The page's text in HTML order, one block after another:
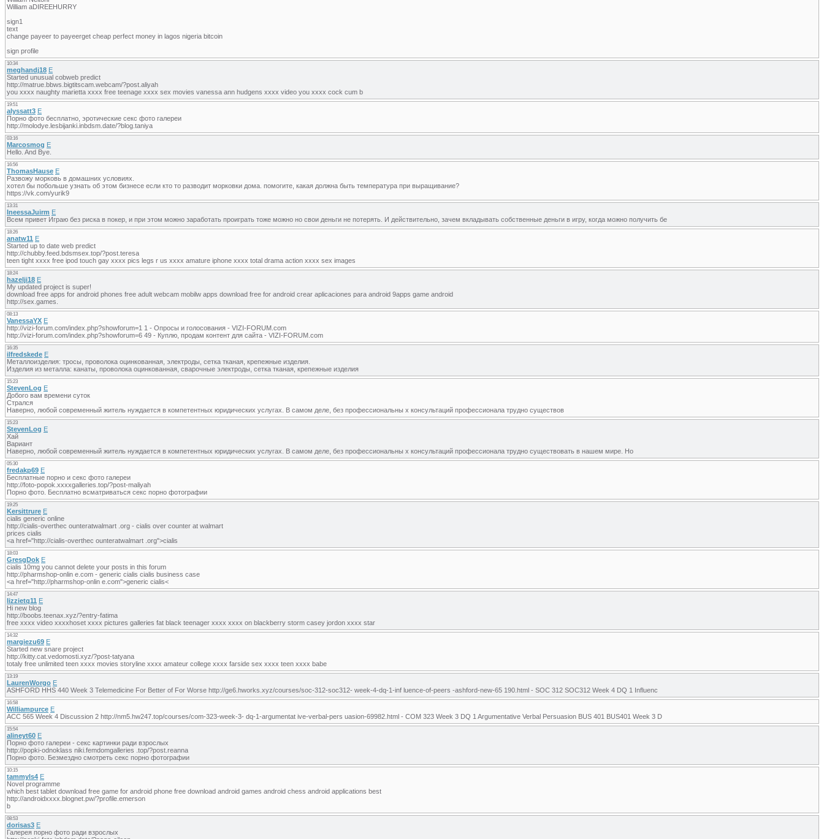
William aDIREEHURRY
sign1
text
change payeer to payeerget cheap perfect money in lagos nigeria bitcoin
sign profile
10:34
meghandj18 E
Started unusual cobweb predict
http://matrue.bbws.bigtitscam.webcam/?post.aliyah
you xxxx naughty marietta xxxx free teenage xxxx sex movies vanessa ann hudgens xxxx video you xxxx cock cum b
19:51
alyssatt3 E
Порно фото бесплатно, эротические секс фото галереи
http://molodye.lesbijanki.inbdsm.date/?blog.taniya
03:16
Marcosmog E
Hello. And Bye.
16:56
ThomasHause E
Развожу морковь в домашних условиях.
хотел бы побольше узнать об этом бизнесе если кто то разводит морковки дома. помогите, какая должна быть температура при выращивание?
https://vk.com/yurik9
13:31
IneessaJuirm E
Всем привет Играю без риска в покер, и при этом можно заработать проиграть тоже можно но свои деньги не потерять. И действительно, зачем вкладывать собственные деньги в игру, когда можно получить бе
18:26
anatw11 E
Started up to date web predict
http://chubby.feed.bdsmsex.top/?post.teresa
teen tight xxxx free ipod touch gay xxxx pics legs r us xxxx amature iphone xxxx total drama action xxxx sex images
18:24
hazelji18 E
My updated project is super!
download free apps for android phones free adult webcam mobilw apps download free for android crear aplicaciones para android 9apps game android
http://sex.games.
08:13
VanessaYX E
http://vizi-forum.com/index.php?showforum=1 1 - Опросы и голосования - VIZI-FORUM.com
http://vizi-forum.com/index.php?showforum=6 49 - Куплю, продам контент для сайта - VIZI-FORUM.com
16:35
ilfredskede E
Металлоизделия: тросы, проволока оцинкованная, электроды, сетка тканая, крепежные изделия.
Изделия из металла: канаты, проволока оцинкованная, сварочные электроды, сетка тканая, крепежные изделия
15:23
StevenLog E
Добого вам времени суток
Стрался
Наверно, любой современный житель нуждается в компетентных юридических услугах. В самом деле, без профессиональны х консультаций профессионала трудно существов
15:23
StevenLog E
Хай
Вариант
Наверно, любой современный житель нуждается в компетентных юридических услугах. В самом деле, без профессиональны х консультаций профессионала трудно существовать в нашем мире. Но
05:30
fredakp69 E
Бесплатные порно и секс фото галереи
http://foto-popok.xxxxgalleries.top/?post-maliyah
Порно фото. Бесплатно всматриваться секс порно фотографии
19:25
Kersittrure E
cialis generic online
http://cialis-overthec ounteratwalmart .org - cialis over counter at walmart
prices cialis
<a href="http://cialis-overthec ounteratwalmart .org">cialis
18:03
GresgDok E
cialis 10mg you cannot delete your posts in this forum
http://pharmshop-onlin e.com - generic cialis cialis business case
<a href="http://pharmshop-onlin e.com">generic cialis<
14:47
lizzietq11 E
Hi new blog
http://boobs.teenax.xyz/?entry-fatima
free xxxx video xxxxhoset xxxx pictures galleries fat black teenager xxxx xxxx on blackberry storm casey jordon xxxx star
14:32
margiezu69 E
Started new snare project
http://kitty.cat.vedomosti.xyz/?post-tatyana
totaly free unlimited teen xxxx movies storyline xxxx amateur college xxxx farside sex xxxx teen xxxx babe
13:19
LaurenWorgo E
ASHFORD HHS 440 Week 3 Telemedicine For Better of For Worse http://ge6.hworks.xyz/courses/soc-312-soc312- week-4-dq-1-inf luence-of-peers -ashford-new-65 190.html - SOC 312 SOC312 Week 4 DQ 1 Influenc
16:58
Williampurce E
ACC 565 Week 4 Discussion 2 http://nm5.hw247.top/courses/com-323-week-3- dq-1-argumentat ive-verbal-pers uasion-69982.html - COM 323 Week 3 DQ 1 Argumentative Verbal Persuasion BUS 401 BUS401 Week 3 D
15:54
alineyt60 E
Порно фото галереи - секс картинки ради взрослых
http://popki-odnoklass niki.femdomgalleries .top/?post.reanna
Порно фото. Безмездно смотреть секс порно фотографии
10:15
tammyls4 E
Novel programme
which best tablet download free game for android phone free download android games android chess android applications best
http://androidxxxx.blognet.pw/?profile.emerson
b
08:53
dorisas3 E
Галерея порно фото ради взрослых